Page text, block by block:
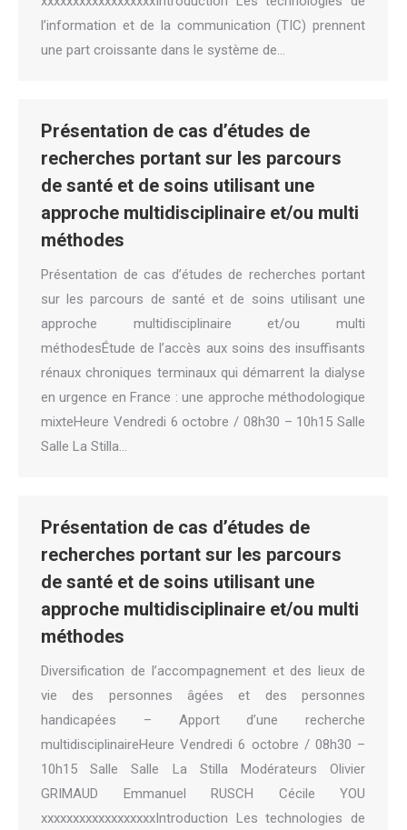
l’information et de la communication (TIC) prennent
une part croissante dans le système de…
Présentation de cas d’études de
recherches portant sur les parcours
de santé et de soins utilisant une
approche multidisciplinaire et/ou multi
méthodes
Présentation de cas d’études de recherches portant
sur les parcours de santé et de soins utilisant une
approche multidisciplinaire et/ou multi
méthodesÉtude de l’accès aux soins des insuffisants
rénaux chroniques terminaux qui démarrent la dialyse
en urgence en France : une approche méthodologique
mixteHeure Vendredi 6 octobre / 08h30 – 10h15 Salle
Salle La Stilla…
Présentation de cas d’études de
recherches portant sur les parcours
de santé et de soins utilisant une
approche multidisciplinaire et/ou multi
méthodes
Diversification de l’accompagnement et des lieux de
vie des personnes âgées et des personnes
handicapées – Apport d’une recherche
multidisciplinaireHeure Vendredi 6 octobre / 08h30 –
10h15 Salle Salle La Stilla Modérateurs Olivier
GRIMAUD Emmanuel RUSCH Cécile YOU
xxxxxxxxxxxxxxxxxxIntroduction Les technologies de